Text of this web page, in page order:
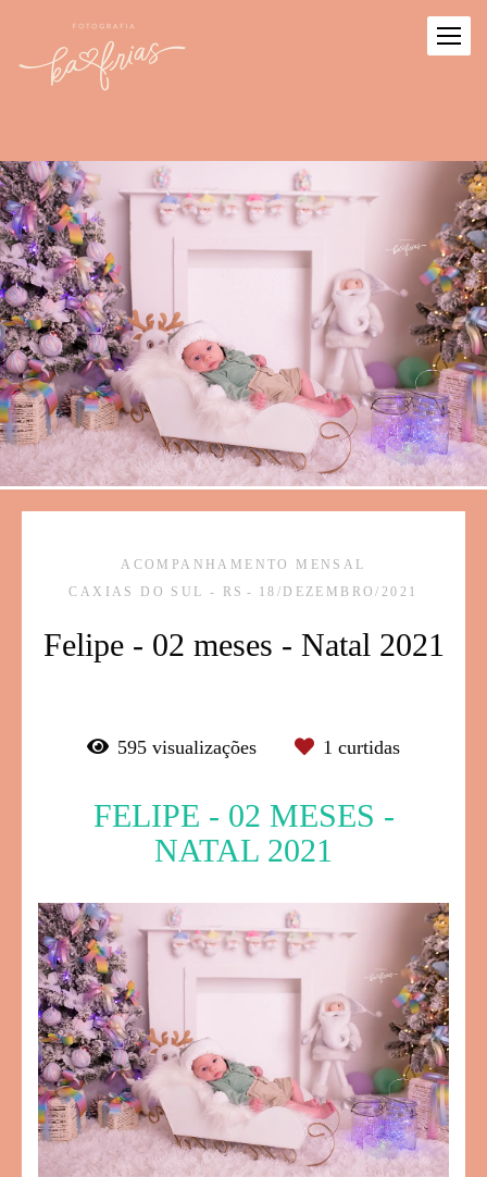
ACOMPANHAMENTO MENSAL
CAXIAS DO SUL - RS
18/DEZEMBRO/2021
Felipe - 02 meses - Natal 2021
595 visualizações 1 curtidas
FELIPE - 02 MESES -
NATAL 2021